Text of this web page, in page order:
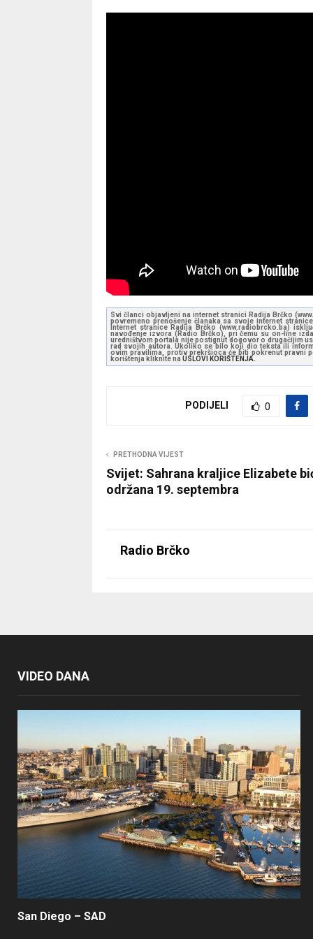
Svi članci objavljeni na internet stranici Radija Brčko
povremeno prenošenje članaka sa svoje internet
Internet stranice Radija Brčko (www.radiobrcko.ba)
navođenje izvora (Radio Brčko), pri čemu su on-line
uredništvom portala nije postignut dogovor o drugačijim
rad svojih autora. Ukoliko se bilo koji dio teksta ili
ovim pravilima, protiv prekršioca će biti pokrenut pravni
korištenja kliknite naUSLOVI KORIŠTENJA.
PODIJELI 0
PRETHODNA VIJEST
Svijet: Sahrana kraljice Elizabete
održana 19. septembra
Radio Brčko
VIDEO DANA
San Diego – SAD